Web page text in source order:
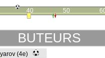
40 50
BUTEURS
(4e)